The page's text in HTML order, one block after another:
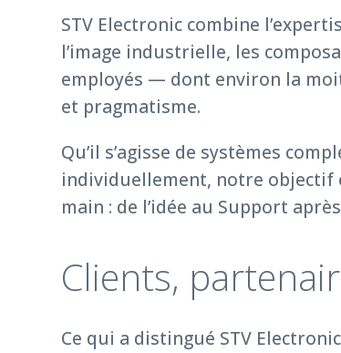
STV Electronic combine
l’image industrielle, les
employés — dont environ la
et pragmatisme.
Qu’il s’agisse de systèmes
individuellement, notre objectif
main : de l’idée au Support
Clients,
Ce qui a distingué STV